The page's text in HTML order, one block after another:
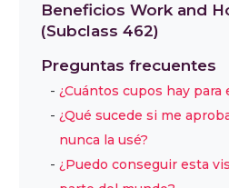
Beneficios Work and
(Subclass 462)
Preguntas frecuentes
¿Cuántos cupos hay para
¿Qué sucede si me
nunca la usé?
¿Puedo conseguir esta